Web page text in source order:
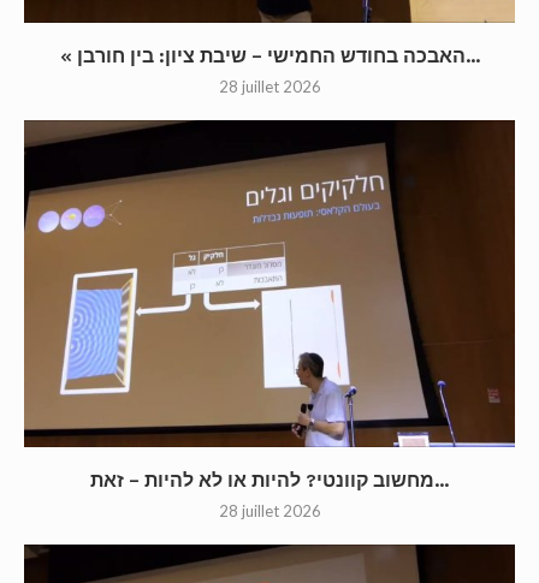
« האבכה בחודש החמישי – שיבת ציון: בין חורבן...
28 juillet 2026
מחשוב קוונטי? להיות או לא להיות – זאת...
28 juillet 2026